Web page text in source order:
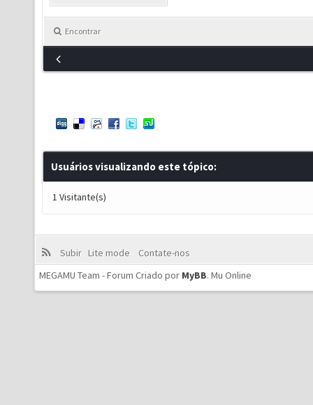
Encontrar
Usuários visualizando este tópico:
1 Visitante(s)
Subir Lite mode
Contate-nos
MEGAMU Team - Forum Criado por MyBB. Mu Online